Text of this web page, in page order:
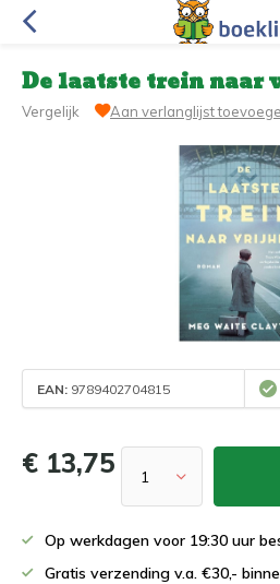
De laatste trein naar
Vergelijk Aan verlanglijst
EAN: 9789402704815
€ 13,75
Op werkdagen voor 19:30 uur
Gratis verzending v.a. €30,-